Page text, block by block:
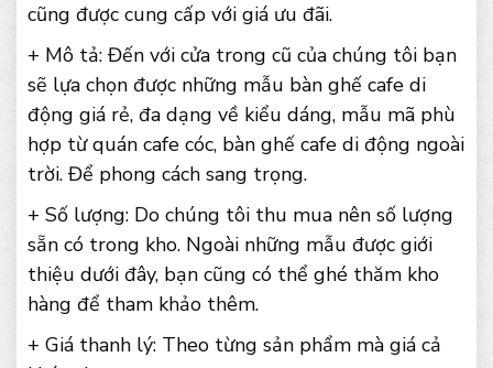
cũng được cung cấp với giá ưu đãi.
+ Mô tả: Đến với cửa trong cũ của chúng tôi bạn
sẽ lựa chọn được những mẫu bàn ghế cafe di
động giá rẻ, đa dạng về kiểu dáng, mẫu mã phù
hợp từ quán cafe cóc, bàn ghế cafe di động ngoài
trời. Để phong cách sang trọng.
+ Số lượng: Do chúng tôi thu mua nên số lượng
sẵn có trong kho. Ngoài những mẫu được giới
thiệu dưới đây, bạn cũng có thể ghé thăm kho
hàng để tham khảo thêm.
+ Giá thanh lý: Theo từng sản phẩm mà giá cả